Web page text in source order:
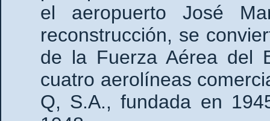
el aeropuerto José
reconstrucción, se
de la Fuerza Aérea del
cuatro aerolíneas
Q, S.A., fundada en